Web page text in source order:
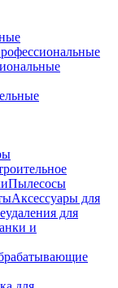
Пылесосы
Аксессуары для
для
и